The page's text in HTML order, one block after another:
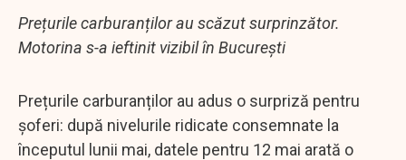
Prețurile carburanților au scăzut surprinzător.
Motorina s-a ieftinit vizibil în București
Prețurile carburanților au adus o surpriză pentru
șoferi: după nivelurile ridicate consemnate la
începutul lunii mai, datele pentru 12 mai arată o